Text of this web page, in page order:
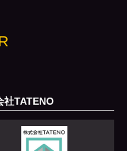
社TATENO